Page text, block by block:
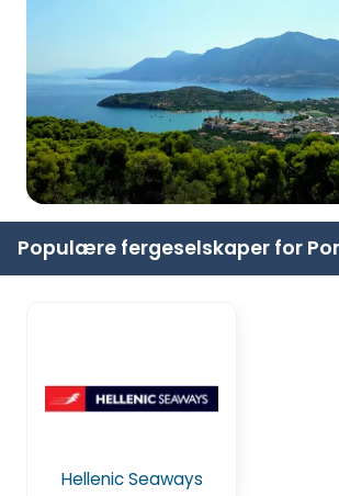
Populære fergeselskaper for
Hellenic Seaways